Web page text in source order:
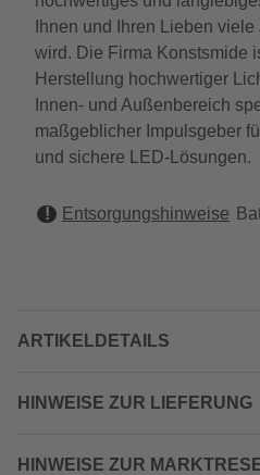
Ihnen und Ihren Lieben
wird. Die Firma Konstsmide
Herstellung hochwertiger
Innen- und Außenbereich
maßgeblicher Impulsgeber
und sichere LED-Lösungen.
Entsorgungshinweise
ARTIKELDETAILS
HINWEISE ZUR LIEFERUNG
HINWEISE ZUR